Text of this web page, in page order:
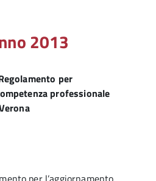
2013
per
professionale